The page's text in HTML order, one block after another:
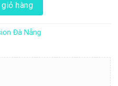
hàng
Đà Nẵng